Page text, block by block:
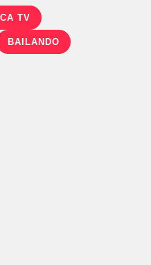
TV
BAILANDO